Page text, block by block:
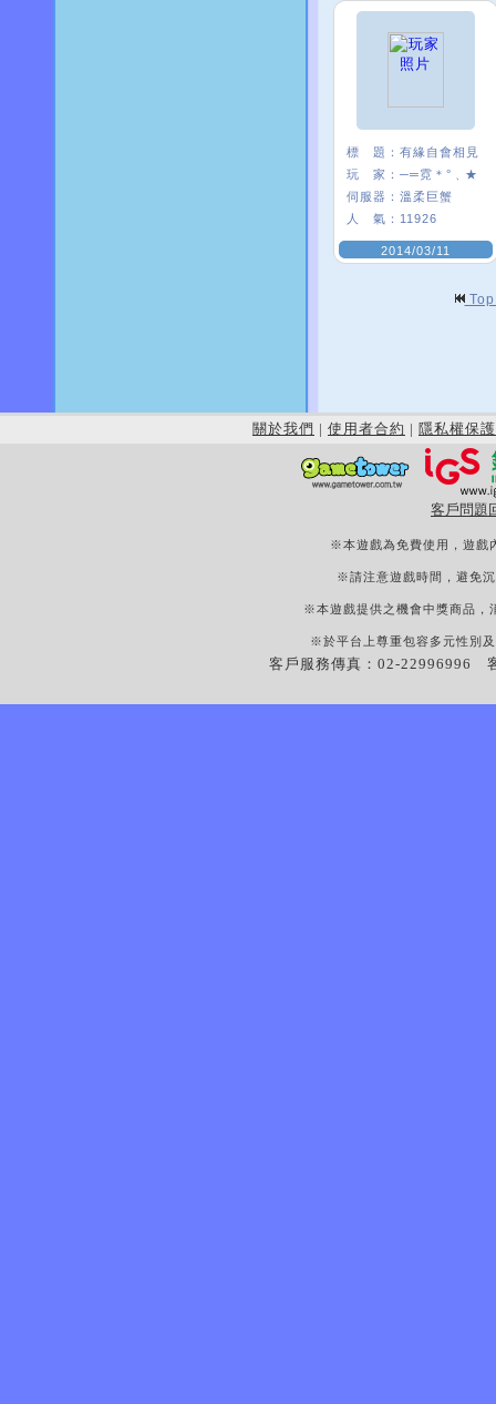
標 題： 有緣自會相見
玩 家： ─═霓＊°﹑★
伺服器： 溫柔巨蟹
人 氣： 11926
2014/03/11
關於我們 | 使用者合約 | 隱私權保護
客戶問題
※本遊戲為免費使用，遊戲
※請注意遊戲時間，避免
※本遊戲提供之機會中獎商品，
※於平台上尊重包容多元性別
客戶服務傳真：02-22996996